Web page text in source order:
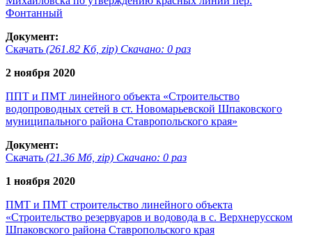
Фонтанный
Документ:
Скачать (261.82 Кб, zip) Скачано: 0 раз
2 ноября 2020
ППТ и ПМТ линейного объекта «Строительство
водопроводных сетей в ст. Новомарьевской Шпаковского
муниципального района Ставропольского края»
Документ:
Скачать (21.36 Мб, zip) Скачано: 0 раз
1 ноября 2020
ПМТ и ПМТ строительство линейного объекта
«Строительство резервуаров и водовода в с. Верхнерусском
Шпаковского района Ставропольского края